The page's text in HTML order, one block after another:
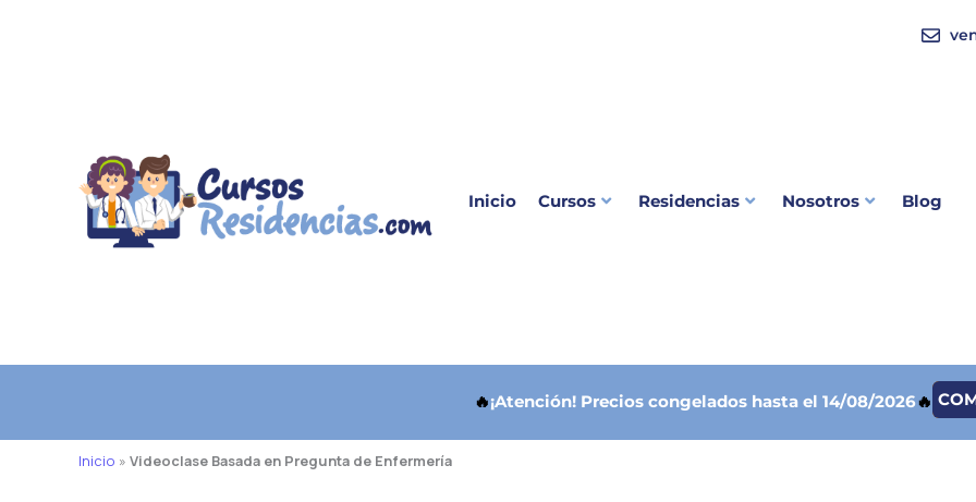
Inicio Cursos Residencias Nosotros Blog
🔥¡Atención! Precios congelados hasta el 14/08/2026🔥
Inicio » Videoclase Basada en Pregunta de Enfermería